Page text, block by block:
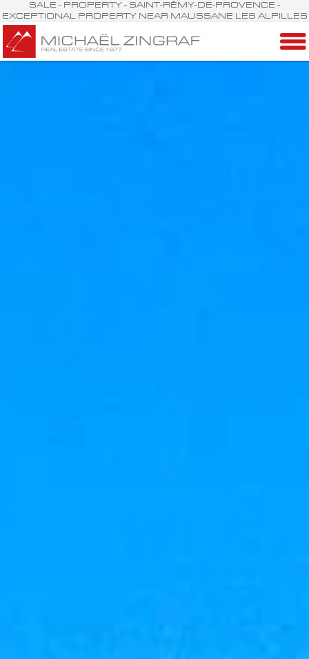
SALE - PROPERTY - SAINT-RÉMY-DE-PROVENCE -
EXCEPTIONAL PROPERTY NEAR MAUSSANE LES ALPILLES